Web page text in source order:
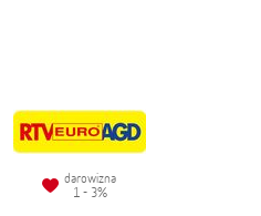
darowizna
1 - 3%